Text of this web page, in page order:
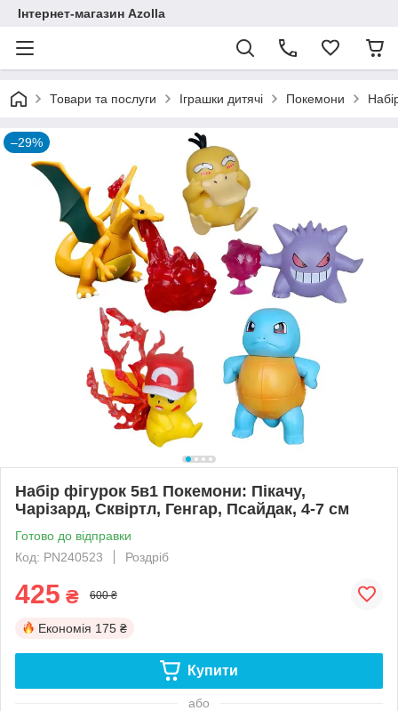
Інтернет-магазин Azolla
Товари та послуги Іграшки дитячі Покемони
–29%
Набір фігурок 5в1 Покемони: Пікачу,
Чарізард, Сквіртл, Генгар, Псайдак, 4-7 см
Готово до відправки
Код: PN240523
Роздріб
425 ₴ 600 ₴
Економія 175 ₴
Купити
або